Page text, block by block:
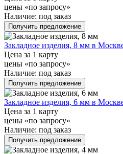
цены «по запросу»
Наличие: под заказ
Получить предложение
Закладное изделия, 8 мм в
Цена за 1 карту
цены «по запросу»
Наличие: под заказ
Получить предложение
Закладное изделия, 6 мм в
Цена за 1 карту
цены «по запросу»
Наличие: под заказ
Получить предложение